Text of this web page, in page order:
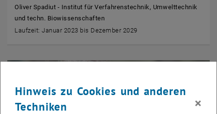
Oliver Spadiut - Institut für Verfahrenstechnik, Umwelttechnik
und techn. Biowissenschaften
Laufzeit: Januar 2023 bis Dezember 2029
Hinweis zu Cookies und anderen
Techniken
×